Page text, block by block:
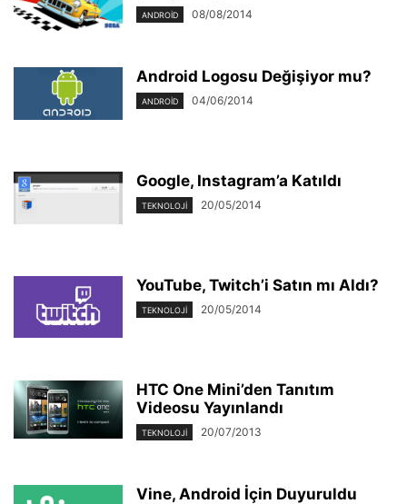
ANDROID 08/08/2014
Android Logosu Değişiyor mu?
ANDROID 04/06/2014
Google, Instagram’a Katıldı
TEKNOLOJI 20/05/2014
YouTube, Twitch’i Satın mı Aldı?
TEKNOLOJI 20/05/2014
HTC One Mini’den Tanıtım
Videosu Yayınlandı
TEKNOLOJI 20/07/2013
Vine, Android İçin Duyuruldu